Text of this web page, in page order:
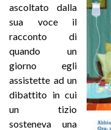
ascoltato dalla
sua voce il
racconto di
quando un
giorno egli
assistette ad un
dibattito in cui
un tizio
sosteneva una